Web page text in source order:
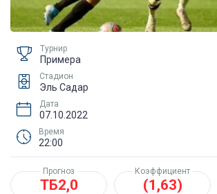
Турнир
Примера
Стадион
Эль Садар
Дата
07.10.2022
Время
22:00
Прогноз
ТБ2,0
Коэффициент
(1,63)